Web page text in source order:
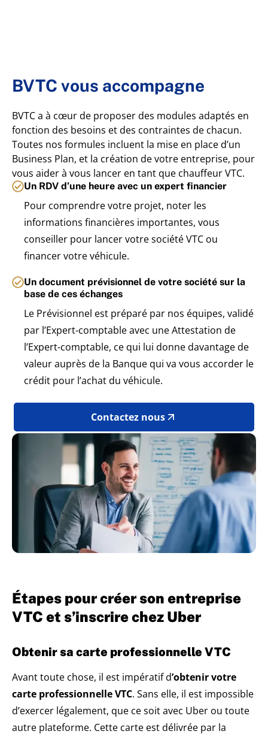
BVTC vous accompagne
BVTC a à cœur de proposer des modules adaptés en
fonction des besoins et des contraintes de chacun.
Toutes nos formules incluent la mise en place d’un
Business Plan, et la création de votre entreprise, pour
vous aider à vous lancer en tant que chauffeur VTC.
Un RDV d’une heure avec un expert financier
Pour comprendre votre projet, noter les
informations financières importantes, vous
conseiller pour lancer votre société VTC ou
financer votre véhicule.
Un document prévisionnel de votre société sur la
base de ces échanges
Le Prévisionnel est préparé par nos équipes, validé
par l’Expert-comptable avec une Attestation de
l’Expert-comptable, ce qui lui donne davantage de
valeur auprès de la Banque qui va vous accorder le
crédit pour l’achat du véhicule.
Contactez nous
Étapes pour créer son entreprise
VTC et s’inscrire chez Uber
Obtenir sa carte professionnelle VTC
Avant toute chose, il est impératif d’obtenir votre
carte professionnelle VTC. Sans elle, il est impossible
d’exercer légalement, que ce soit avec Uber ou toute
autre plateforme. Cette carte est délivrée par la